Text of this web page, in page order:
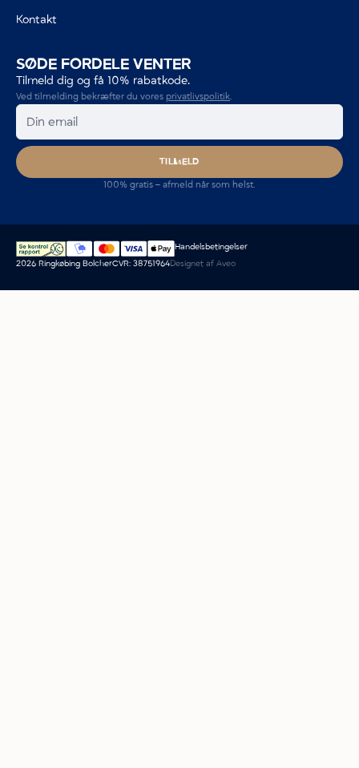
Kontakt
SØDE FORDELE VENTER
Tilmeld dig og få 10% rabatkode.
Ved tilmelding bekræfter du vores privatlivspolitik
TILMELD
100% gratis – afmeld når som helst.
2026 Ringkøbing BolcherCVR: 38751964Designet af Aveo
Handelsbetingelser